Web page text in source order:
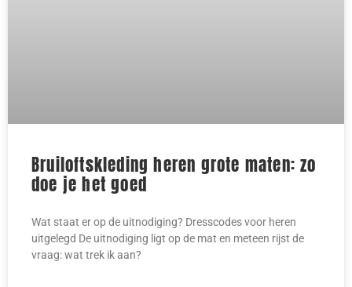
Bruiloftskleding heren grote maten: zo
doe je het goed
Wat staat er op de uitnodiging? Dresscodes voor heren
uitgelegd De uitnodiging ligt op de mat en meteen rijst de
vraag: wat trek ik aan?